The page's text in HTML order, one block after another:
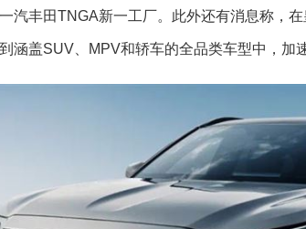
汽丰田TNGA新一工厂。此外还有消息称，
涵盖SUV、MPV和轿车的全品类车型中，加